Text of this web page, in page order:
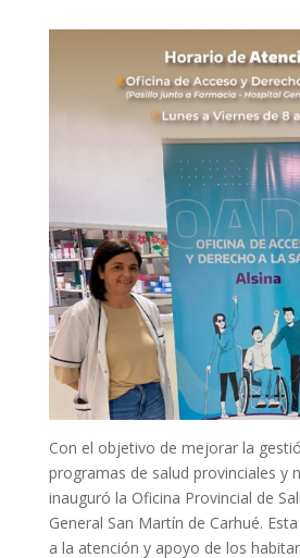
Con el objetivo de mejorar la
programas de salud provinciales y
inauguró la Oficina Provincial de
General San Martín de Carhué.
a la atención y apoyo de los